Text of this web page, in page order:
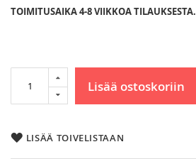
TOIMITUSAIKA 4-8 VIIKKOA TILAUKSESTA.
Lisää ostoskoriin
LISÄÄ TOIVELISTAAN